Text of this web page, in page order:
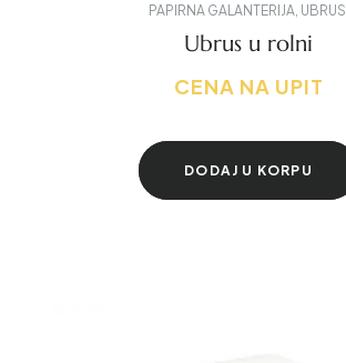
PAPIRNA GALANTERIJA UBRUSI
Ubrus u rolni
CENA NA UPIT
DODAJ U KORPU